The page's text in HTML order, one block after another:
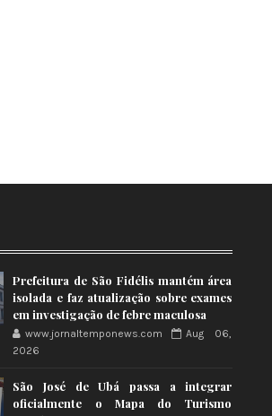
Prefeitura de São Fidélis mantém área
isolada e faz atualização sobre exames
em investigação de febre maculosa
www.jornaltemponews.com
Aug 06,
2026
São José de Ubá passa a integrar
oficialmente o Mapa do Turismo